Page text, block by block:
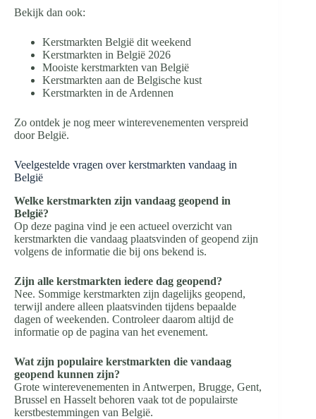
Bekijk dan ook:
Kerstmarkten België dit weekend
Kerstmarkten in België 2026
Mooiste kerstmarkten van België
Kerstmarkten aan de Belgische kust
Kerstmarkten in de Ardennen
Zo ontdek je nog meer winterevenementen verspreid
door België.
Veelgestelde vragen over kerstmarkten vandaag in
België
Welke kerstmarkten zijn vandaag geopend in
België?
Op deze pagina vind je een actueel overzicht van
kerstmarkten die vandaag plaatsvinden of geopend zijn
volgens de informatie die bij ons bekend is.
Zijn alle kerstmarkten iedere dag geopend?
Nee. Sommige kerstmarkten zijn dagelijks geopend,
terwijl andere alleen plaatsvinden tijdens bepaalde
dagen of weekenden. Controleer daarom altijd de
informatie op de pagina van het evenement.
Wat zijn populaire kerstmarkten die vandaag
geopend kunnen zijn?
Grote winterevenementen in Antwerpen, Brugge, Gent,
Brussel en Hasselt behoren vaak tot de populairste
kerstbestemmingen van België.